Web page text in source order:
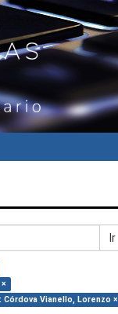
Ir
Córdova Vianello, Lorenzo ×